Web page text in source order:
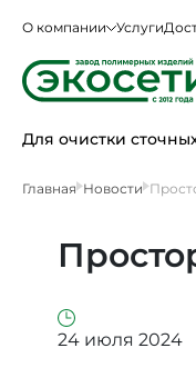
О компании Услуги
Для очистки
Главная Новости
24 июля 2024